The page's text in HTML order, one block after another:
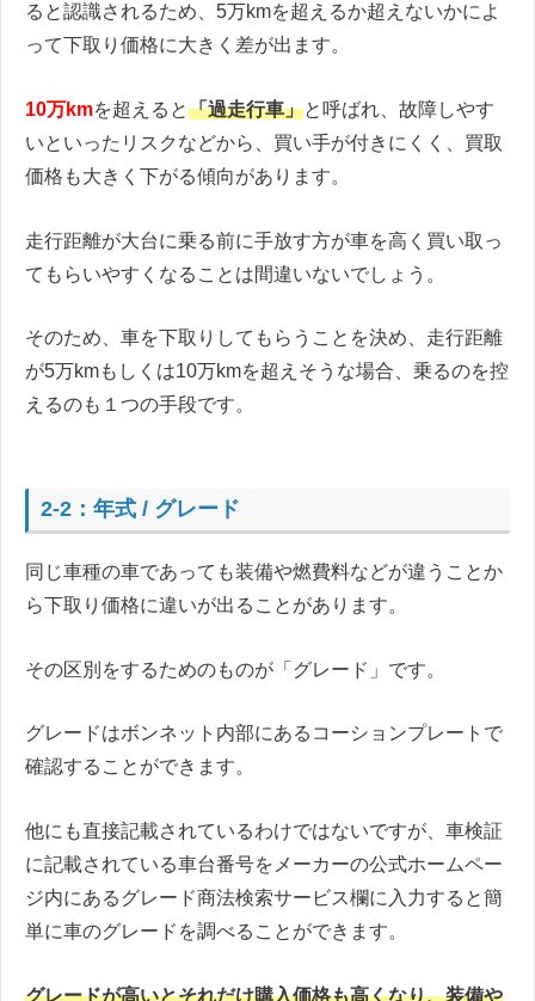
ると認識されるため、5万kmを超えるか超えないかによ
って下取り価格に大きく差が出ます。
10万kmを超えると「過走行車」と呼ばれ、故障しやす
いといったリスクなどから、買い手が付きにくく、買取
価格も大きく下がる傾向があります。
走行距離が大台に乗る前に手放す方が車を高く買い取っ
てもらいやすくなることは間違いないでしょう。
そのため、車を下取りしてもらうことを決め、走行距離
が5万kmもしくは10万kmを超えそうな場合、乗るのを控
えるのも１つの手段です。
2-2：年式 / グレード
同じ車種の車であっても装備や燃費料などが違うことか
ら下取り価格に違いが出ることがあります。
その区別をするためのものが「グレード」です。
グレードはボンネット内部にあるコーションプレートで
確認することができます。
他にも直接記載されているわけではないですが、車検証
に記載されている車台番号をメーカーの公式ホームペー
ジ内にあるグレード商法検索サービス欄に入力すると簡
単に車のグレードを調べることができます。
グレードが高いとそれだけ購入価格も高くなり、装備や